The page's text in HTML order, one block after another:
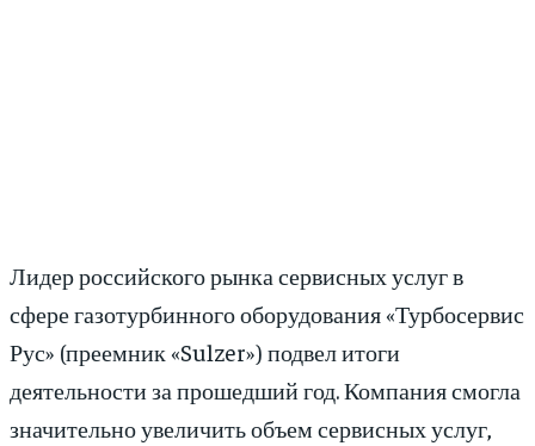
Лидер российского рынка сервисных услуг в
сфере газотурбинного оборудования «Турбосервис
Рус» (преемник «Sulzer») подвел итоги
деятельности за прошедший год. Компания смогла
значительно увеличить объем сервисных услуг,